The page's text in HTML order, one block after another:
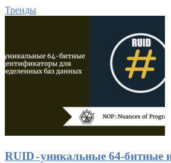
Тренды
RUID - уникальные 64-битные